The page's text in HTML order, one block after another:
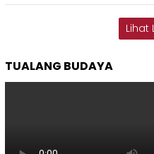
Lihat
TUALANG BUDAYA